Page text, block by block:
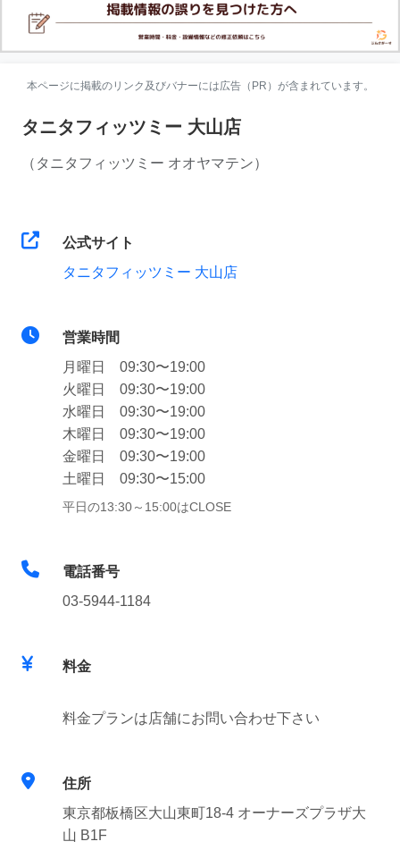
本ページに掲載のリンク及びバナーには広告（PR）が含まれています。
タニタフィッツミー 大山店
（タニタフィッツミー オオヤマテン）
公式サイト
タニタフィッツミー 大山店
営業時間
月曜日 09:30〜19:00
火曜日 09:30〜19:00
水曜日 09:30〜19:00
木曜日 09:30〜19:00
金曜日 09:30〜19:00
土曜日 09:30〜15:00
平日の13:30～15:00はCLOSE
電話番号
03-5944-1184
料金
料金プランは店舗にお問い合わせ下さい
住所
東京都板橋区大山東町18-4 オーナーズプラザ大
山 B1F